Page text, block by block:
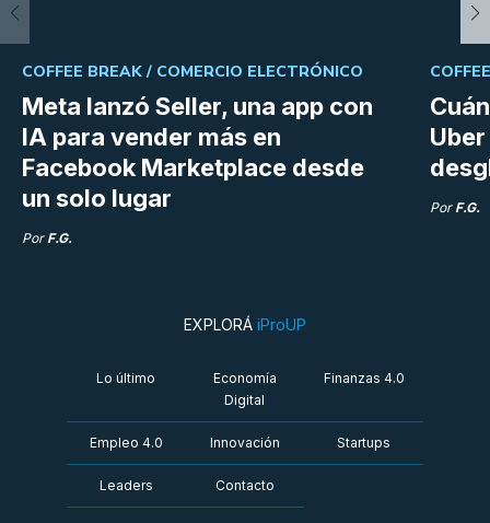
Meta lanzó Seller, una app con
IA para vender más en
Facebook Marketplace desde
un solo lugar
COFFEE BREAK / COMERCIO ELECTRÓNICO
Por F.G.
Por F.G.
EXPLORÁ iProUP
Lo último
Economía
Digital
Finanzas 4.0
Empleo 4.0 Innovación Startups
Leaders Contacto